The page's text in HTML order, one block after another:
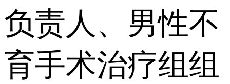
负责人、男性不
育手术治疗组组